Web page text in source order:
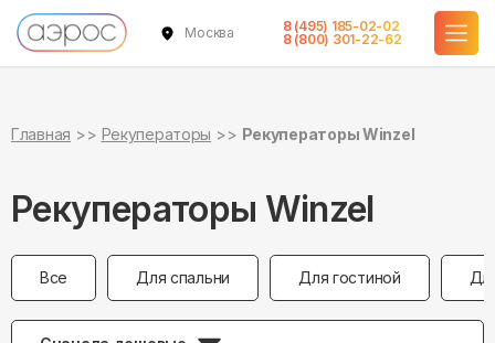
Москва
8 (495) 185-02-02
8 (800) 301-22-62
Главная Рекуператоры Рекуператоры Winzel
Рекуператоры Winzel
Все Для спальни Для гостиной